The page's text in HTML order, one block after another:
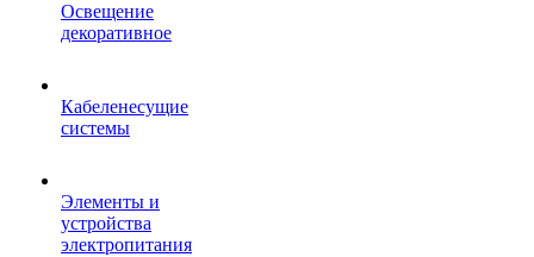
Освещение
декоративное
Кабеленесущие
системы
Элементы и
устройства
электропитания